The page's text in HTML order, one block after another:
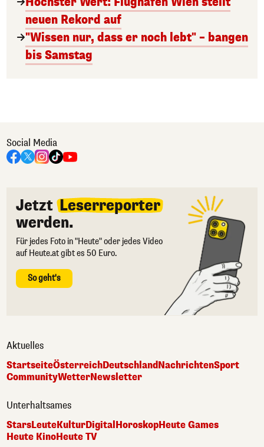
neuen Rekord auf
"Wissen nur, dass er noch lebt" – bangen
bis Samstag
Social Media
Jetzt Leserreporter
werden.
Für jedes Foto in "Heute" oder jedes Video
auf Heute.at gibt es 50 Euro.
So geht's
Aktuelles
StartseiteÖsterreichDeutschlandNachrichtenSport
CommunityWetterNewsletter
Unterhaltsames
StarsLeuteKulturDigital HoroskopHeute Games
Heute KinoHeute TV